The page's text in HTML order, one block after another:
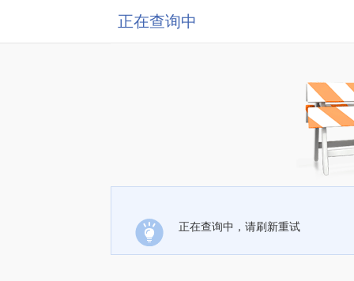
正在查询中
正在查询中，请刷新重试